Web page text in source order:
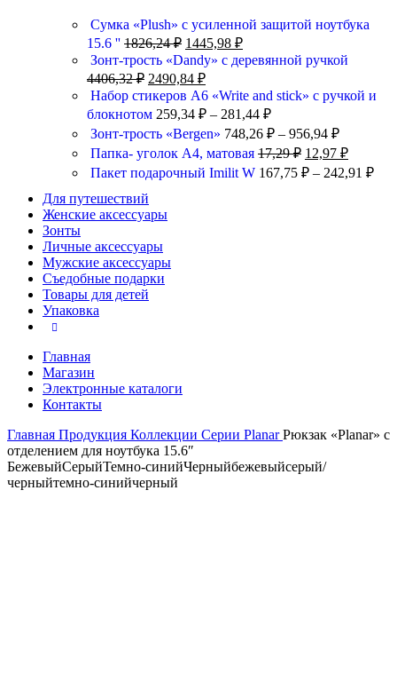
Сумка «Plush» c усиленной защитой ноутбука
15.6 '' 1826,24₽ 1445,98 ₽
Зонт-трость «Dandy» с деревянной ручкой
4406,32₽ 2490,84 ₽
Набор стикеров А6 «Write and stick» с ручкой и
блокнотом 259,34 ₽ – 281,44 ₽
Зонт-трость «Bergen» 748,26 ₽ – 956,94 ₽
Папка- уголок А4, матовая 17,29₽ 12,97 ₽
Пакет подарочный Imilit W 167,75 ₽ – 242,91 ₽
Для путешествий
Женские аксессуары
Зонты
Личные аксессуары
Мужские аксессуары
Съедобные подарки
Товары для детей
Упаковка
Главная
Магазин
Электронные каталоги
Контакты
Главная Продукция Коллекции Серии PlanarРюкзак «Planar» с
отделением для ноутбука 15.6″
БежевыйСерыйТемно-синийЧерныйбежевыйсерый/
черныйтемно-синийчерный